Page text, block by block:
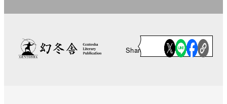
Share